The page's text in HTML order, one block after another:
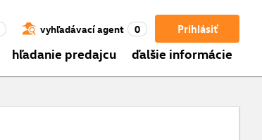
Prihlásiť
vyhľadávací agent 0
hľadanie predajcu ďalšie informácie